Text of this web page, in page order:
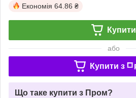
Економія 64.86 ₴
Купити
або
Купити з
Що таке купити з Пром?